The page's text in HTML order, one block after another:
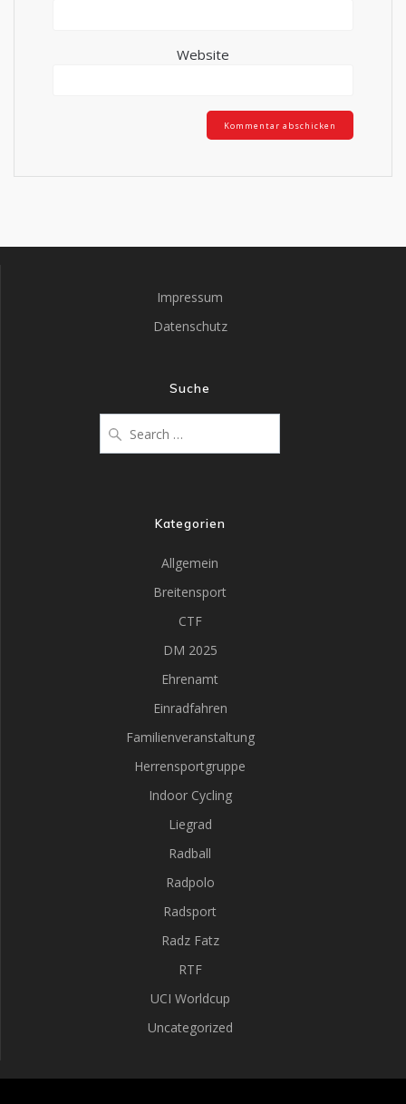
Website
Impressum
Datenschutz
Suche
Kategorien
Allgemein
Breitensport
CTF
DM 2025
Ehrenamt
Einradfahren
Familienveranstaltung
Herrensportgruppe
Indoor Cycling
Liegrad
Radball
Radpolo
Radsport
Radz Fatz
RTF
UCI Worldcup
Uncategorized